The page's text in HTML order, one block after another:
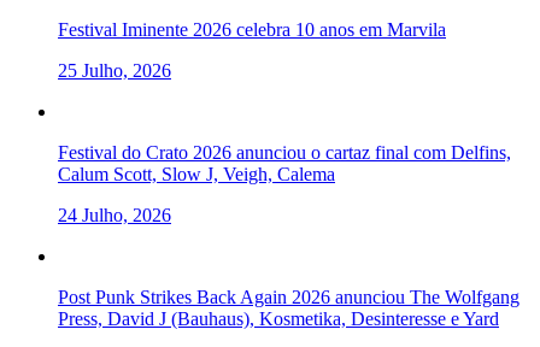
Festival Iminente 2026 celebra 10 anos em Marvila
25 Julho, 2026
Festival do Crato 2026 anunciou o cartaz final com Delfins,
Calum Scott, Slow J, Veigh, Calema
24 Julho, 2026
Post Punk Strikes Back Again 2026 anunciou The Wolfgang
Press, David J (Bauhaus), Kosmetika, Desinteresse e Yard